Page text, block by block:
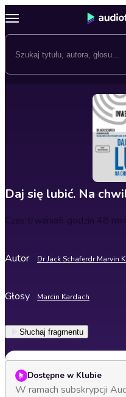
Daj się lubić. Na
Czas trwania6 godzin 48
Autor Dr Jack Schaferdr Marvin
Głosy Marcin Kardach
Słuchaj fragmentu
Dostępne w Klubie
W ramach subskrypcji